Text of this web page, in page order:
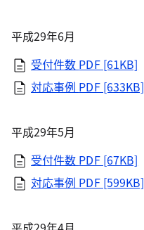
平成29年6月
受付件数 PDF [61KB]
対応事例 PDF [633KB]
平成29年5月
受付件数 PDF [67KB]
対応事例 PDF [599KB]